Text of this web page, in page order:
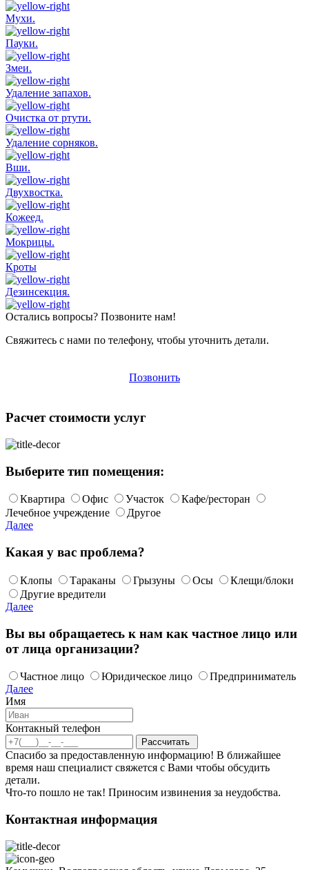
Мухи.
Пауки.
Змеи.
Удаление запахов.
Очистка от ртути.
Удаление сорняков.
Вши.
Двухвостка.
Кожеед.
Мокрицы.
Кроты
Дезинсекция.
Остались вопросы? Позвоните нам!
Свяжитесь с нами по телефону, чтобы уточнить детали.
Позвонить
Расчет стоимости услуг
Выберите тип помещения:
Квартира Офис Участок
Кафе/ресторан
Лечебное учреждение
Другое
Далее
Какая у вас проблема?
Клопы Тараканы Грызуны Осы
Клещи/блоки
Другие вредители
Далее
Вы вы обращаетесь к нам как частное лицо или
от лица организации?
Частное лицо Юридическое лицо
Предприниматель
Далее
Имя
Контакный телефон
Спасибо за предоставленную информацию! В ближайшее
время наш специалист свяжется с Вами чтобы обсудить
детали.
Что-то пошло не так! Приносим извинения за неудобства.
Контактная информация